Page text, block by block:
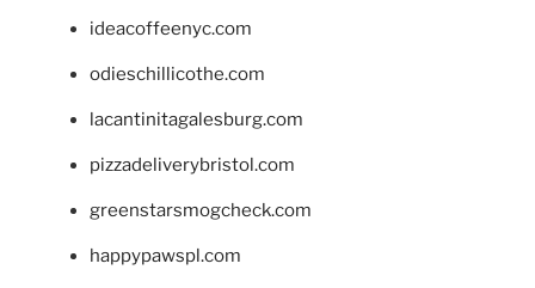
ideacoffeenyc.com
odieschillicothe.com
lacantinitagalesburg.com
pizzadeliverybristol.com
greenstarsmogcheck.com
happypawspl.com